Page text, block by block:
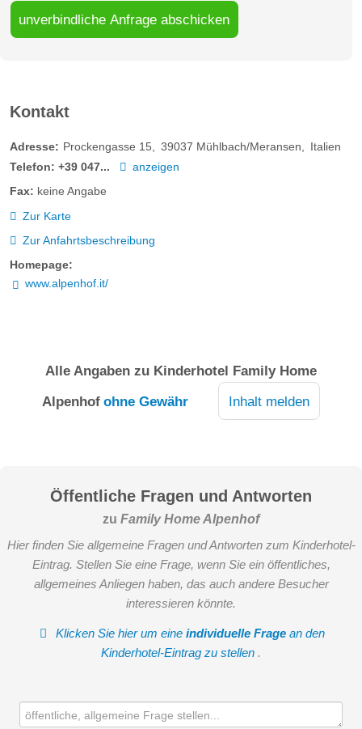
unverbindliche Anfrage abschicken
Kontakt
Adresse: Prockengasse 15 39037 Mühlbach/Meransen
Italien
Telefon: +39 047...
anzeigen
Fax: keine Angabe
Zur Karte
Zur Anfahrtsbeschreibung
Homepage:
www.alpenhof.it/
Alle Angaben zu Kinderhotel Family Home
Alpenhof ohne Gewähr Inhalt melden
Öffentliche Fragen und Antworten
zu Family Home Alpenhof
Hier finden Sie allgemeine Fragen und Antworten zum Kinderhotel-
Eintrag. Stellen Sie eine Frage, wenn Sie ein öffentliches,
allgemeines Anliegen haben, das auch andere Besucher
interessieren könnte.
Klicken Sie hier um eineindividuelle Frage an den
Kinderhotel-Eintrag zu stellen .